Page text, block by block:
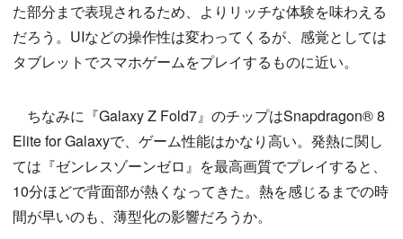
た部分まで表現されるため、よりリッチな体験を味わえる
だろう。UIなどの操作性は変わってくるが、感覚としては
タブレットでスマホゲームをプレイするものに近い。
ちなみに『Galaxy Z Fold7』のチップはSnapdragon® 8
Elite for Galaxyで、ゲーム性能はかなり高い。発熱に関し
ては『ゼンレスゾーンゼロ』を最高画質でプレイすると、
10分ほどで背面部が熱くなってきた。熱を感じるまでの時
間が早いのも、薄型化の影響だろうか。